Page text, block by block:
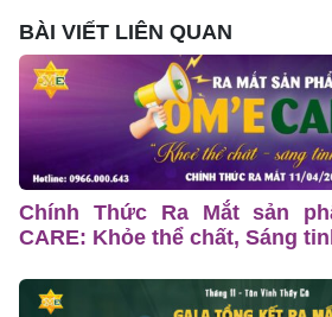
BÀI VIẾT LIÊN QUAN
Chính Thức Ra Mắt sản
CARE: Khỏe thể chất, Sáng